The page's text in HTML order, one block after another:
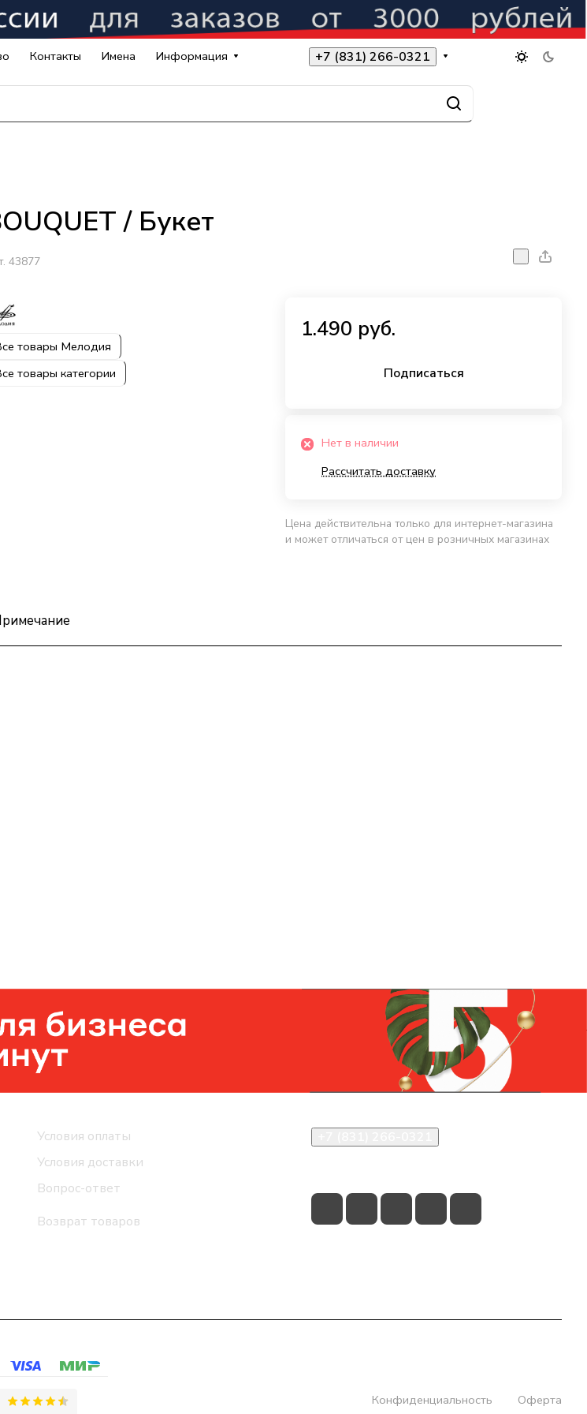
Контакты Имена Информация +7 (831) 266-0321
/ Букет
43877
товары Мелодия
товары категории
1.490 руб.
Подписаться
Нет в наличии
Рассчитать доставку
Цена действительна только для интернет-магазина
и может отличаться от цен в розничных магазинах
Условия оплаты
Условия доставки
Вопрос-ответ
Возврат товаров
Контакты
Конфиденциальность Оферта